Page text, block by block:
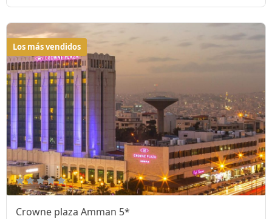
Los más vendidos
Crowne plaza Amman 5*